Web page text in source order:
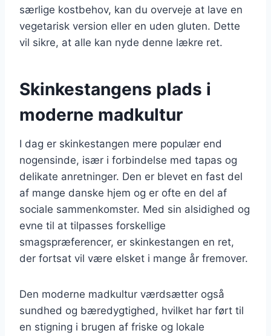
særlige kostbehov, kan du overveje at lave en
vegetarisk version eller en uden gluten. Dette
vil sikre, at alle kan nyde denne lækre ret.
Skinkestangens plads i
moderne madkultur
I dag er skinkestangen mere populær end
nogensinde, især i forbindelse med tapas og
delikate anretninger. Den er blevet en fast del
af mange danske hjem og er ofte en del af
sociale sammenkomster. Med sin alsidighed og
evne til at tilpasses forskellige
smagspræferencer, er skinkestangen en ret,
der fortsat vil være elsket i mange år fremover.
Den moderne madkultur værdsætter også
sundhed og bæredygtighed, hvilket har ført til
en stigning i brugen af friske og lokale